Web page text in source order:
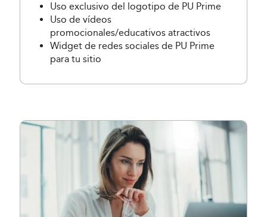
Uso exclusivo del logotipo de PU Prime
Uso de vídeos
promocionales/educativos atractivos
Widget de redes sociales de PU Prime
para tu sitio